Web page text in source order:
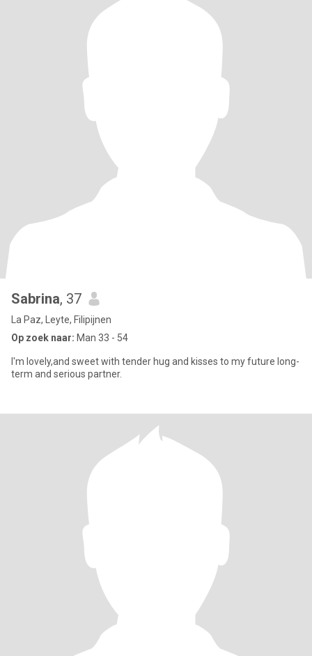
Sabrina, 37
La Paz, Leyte, Filipijnen
Op zoek naar: Man 33 - 54
I'm lovely,and sweet with tender hug and kisses to my future long-
term and serious partner.